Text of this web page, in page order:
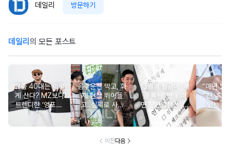
데일리 방문하기
데일리 의 모든 포스트
요즘 40대는 이렇
게 산다? MZ보다
트렌디한 ‘영포티’
분석
음주운전 막고, 화
재 현장 뛰어들
고..실제로 사람
구한 연예인 10
13월의 월급이 '세
금 폭탄' 안 되려
면? '연말정산' 핵
심 꿀팁 A to Z
“매년 받
진, 혹시
있는 건
요?”
이전다음